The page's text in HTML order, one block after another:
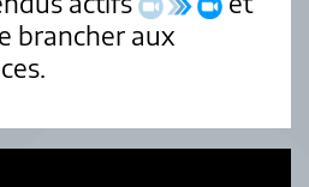
brancher aux